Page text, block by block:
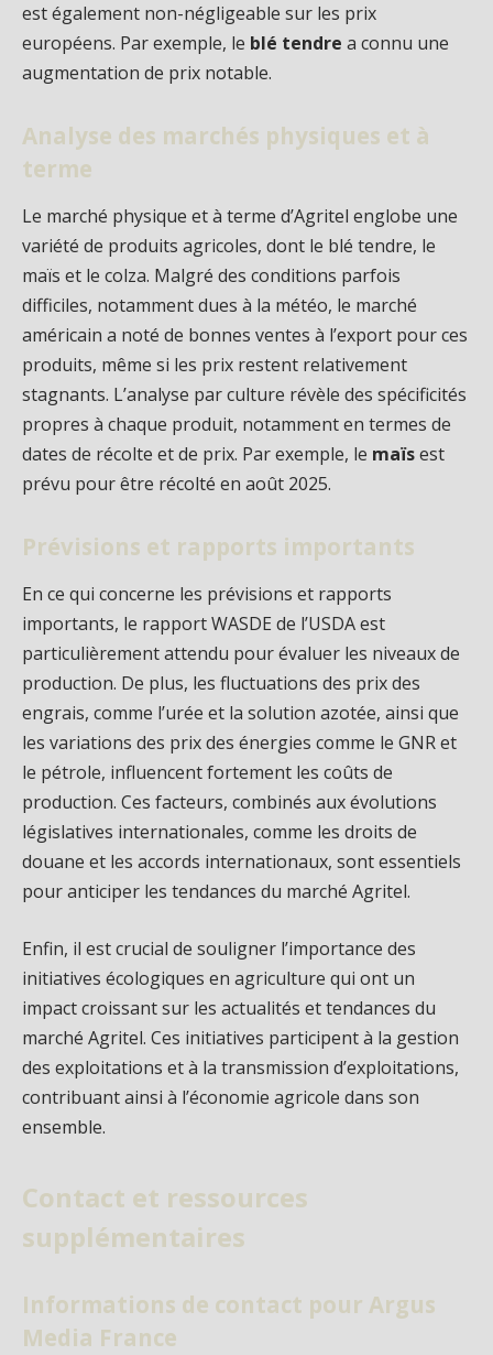
est également non-négligeable sur les prix
européens. Par exemple, le blé tendre a connu une
augmentation de prix notable.
Analyse des marchés physiques et à
terme
Le marché physique et à terme d’Agritel englobe une
variété de produits agricoles, dont le blé tendre, le
maïs et le colza. Malgré des conditions parfois
difficiles, notamment dues à la météo, le marché
américain a noté de bonnes ventes à l’export pour ces
produits, même si les prix restent relativement
stagnants. L’analyse par culture révèle des spécificités
propres à chaque produit, notamment en termes de
dates de récolte et de prix. Par exemple, le maïsest
prévu pour être récolté en août 2025.
Prévisions et rapports importants
En ce qui concerne les prévisions et rapports
importants, le rapport WASDE de l’USDA est
particulièrement attendu pour évaluer les niveaux de
production. De plus, les fluctuations des prix des
engrais, comme l’urée et la solution azotée, ainsi que
les variations des prix des énergies comme le GNR et
le pétrole, influencent fortement les coûts de
production. Ces facteurs, combinés aux évolutions
législatives internationales, comme les droits de
douane et les accords internationaux, sont essentiels
pour anticiper les tendances du marché Agritel.
Enfin, il est crucial de souligner l’importance des
initiatives écologiques en agriculture qui ont un
impact croissant sur les actualités et tendances du
marché Agritel. Ces initiatives participent à la gestion
des exploitations et à la transmission d’exploitations,
contribuant ainsi à l’économie agricole dans son
ensemble.
Contact et ressources
supplémentaires
Informations de contact pour Argus
Media France